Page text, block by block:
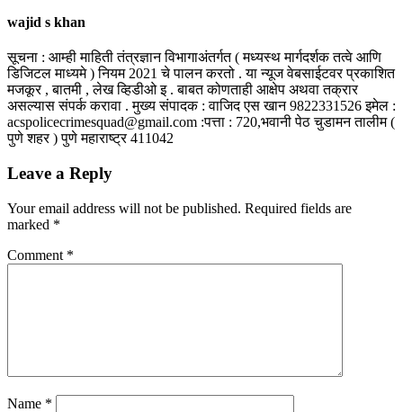
wajid s khan
सूचना : आम्ही माहिती तंत्रज्ञान विभागाअंतर्गत ( मध्यस्थ मार्गदर्शक तत्वे आणि
डिजिटल माध्यमे ) नियम 2021 चे पालन करतो . या न्यूज वेबसाईटवर प्रकाशित
मजकूर , बातमी , लेख व्हिडीओ इ . बाबत कोणताही आक्षेप अथवा तक्रार
असल्यास संपर्क करावा . मुख्य संपादक : वाजिद एस खान 9822331526 इमेल :
acspolicecrimesquad@gmail.com :पत्ता : 720,भवानी पेठ चुडामन तालीम (
पुणे शहर ) पुणे महाराष्ट्र 411042
Leave a Reply
Your email address will not be published. Required fields are
marked *
Comment *
Name *